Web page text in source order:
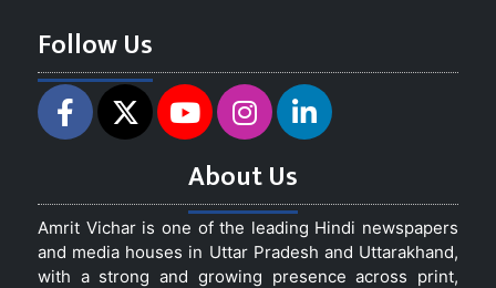
Follow Us
About Us
Amrit Vichar is one of the leading Hindi newspapers
and media houses in Uttar Pradesh and Uttarakhand,
with a strong and growing presence across print,